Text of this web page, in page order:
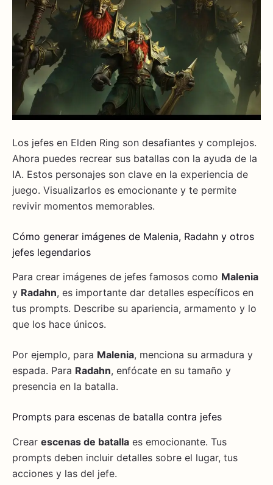
Los jefes en Elden Ring son desafiantes y complejos.
Ahora puedes recrear sus batallas con la ayuda de la
IA. Estos personajes son clave en la experiencia de
juego. Visualizarlos es emocionante y te permite
revivir momentos memorables.
Cómo generar imágenes de Malenia, Radahn y otros
jefes legendarios
Para crear imágenes de jefes famosos como Malenia
y Radahn, es importante dar detalles específicos en
tus prompts. Describe su apariencia, armamento y lo
que los hace únicos.
Por ejemplo, para Malenia, menciona su armadura y
espada. Para Radahn, enfócate en su tamaño y
presencia en la batalla.
Prompts para escenas de batalla contra jefes
Crear escenas de batalla es emocionante. Tus
prompts deben incluir detalles sobre el lugar, tus
acciones y las del jefe.